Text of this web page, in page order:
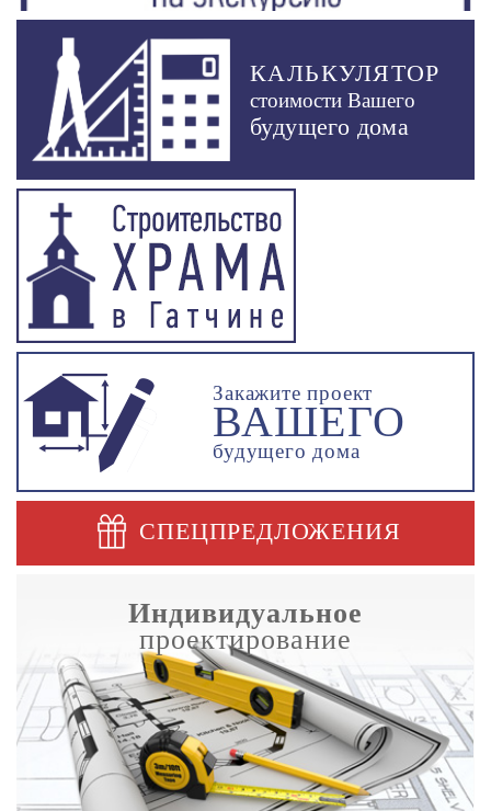
КАЛЬКУЛЯТОР
стоимости Вашего
будущего дома
Закажите проект
ВАШЕГО
будущего дома
СПЕЦПРЕДЛОЖЕНИЯ
Индивидуальное
проектирование